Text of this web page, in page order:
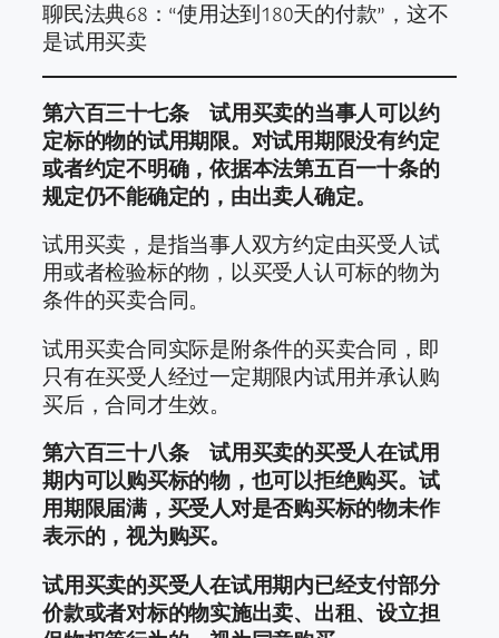
聊民法典68：“使用达到180天的付款”，这不
是试用买卖
第六百三十七条 试用买卖的当事人可以约
定标的物的试用期限。对试用期限没有约定
或者约定不明确，依据本法第五百一十条的
规定仍不能确定的，由出卖人确定。
试用买卖，是指当事人双方约定由买受人试
用或者检验标的物，以买受人认可标的物为
条件的买卖合同。
试用买卖合同实际是附条件的买卖合同，即
只有在买受人经过一定期限内试用并承认购
买后，合同才生效。
第六百三十八条 试用买卖的买受人在试用
期内可以购买标的物，也可以拒绝购买。试
用期限届满，买受人对是否购买标的物未作
表示的，视为购买。
试用买卖的买受人在试用期内已经支付部分
价款或者对标的物实施出卖、出租、设立担